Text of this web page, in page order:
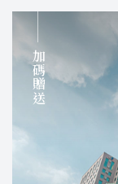
加碼贈送